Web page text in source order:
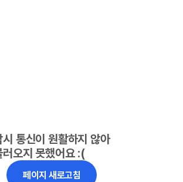
시 통신이 원활하지 않아
러오지 못했어요 :(
페이지 새로고침